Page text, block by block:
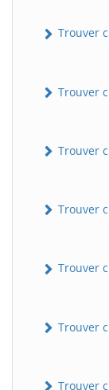
Trouver
Trouver
Trouver
Trouver
Trouver
Trouver
Trouver